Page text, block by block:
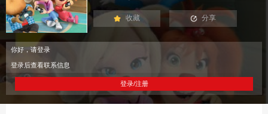
收藏 分享
你好，请登录
登录后查看联系信息
登录/注册